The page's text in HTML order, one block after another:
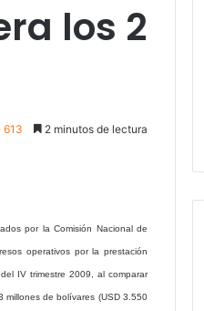
los 2
613 2 minutos de lectura
por la Comisión Nacional de
operativos por la prestación
IV trimestre 2009, al comparar
de bolívares (USD 3.550